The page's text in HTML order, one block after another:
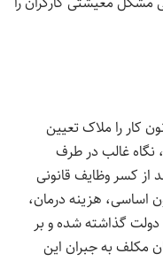
طرف کارگری که بند ۲ ماده ۴۱ قانون کار را ملاک تعیین
غالب در طرف
از کسر وظایف قانونی
اساسی، هزینه درمان،
گذاشته شده و بر
مکلف به جبران این